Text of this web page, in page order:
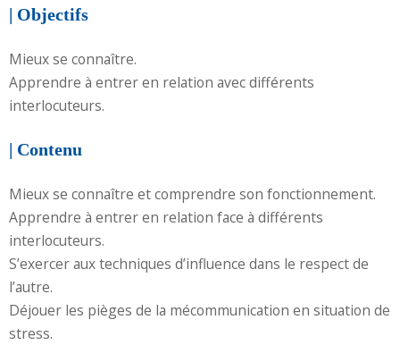
Politique de cookies (UE)
| Objectifs
Mieux se connaître.
Apprendre à entrer en relation avec différents
interlocuteurs.
| Contenu
Mieux se connaître et comprendre son fonctionnement.
Apprendre à entrer en relation face à différents
interlocuteurs.
S’exercer aux techniques d’influence dans le respect de
l’autre.
Déjouer les pièges de la mécommunication en situation de
stress.